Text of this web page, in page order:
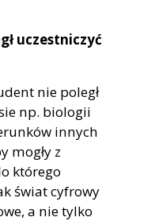
uczestniczyć
nie poległ
np. biologii
innych
mogły z
którego
świat cyfrowy
a nie tylko